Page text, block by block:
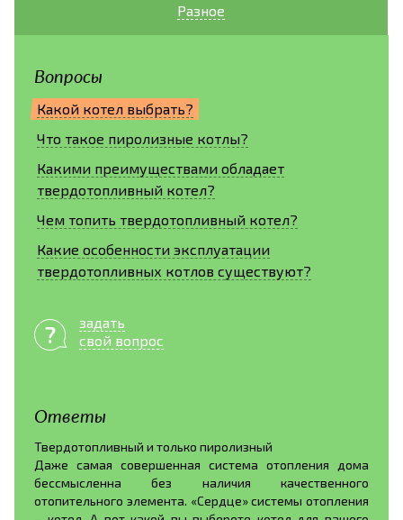
Разное
Вопросы
Какой котел выбрать?
Что такое пиролизные котлы?
Какими преимуществами обладает
твердотопливный котел?
Чем топить твердотопливный котел?
Какие особенности эксплуатации
твердотопливных котлов существуют?
задать
свой вопрос
Ответы
Твердотопливный и только пиролизный
Даже самая совершенная система отопления дома
бессмысленна без наличия качественного
отопительного элемента. «Сердце» системы отопления